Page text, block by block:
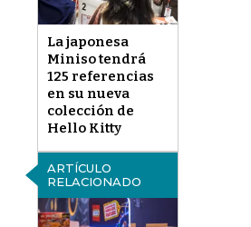
La japonesa
Miniso tendrá
125 referencias
en su nueva
colección de
Hello Kitty
ARTÍCULO
RELACIONADO